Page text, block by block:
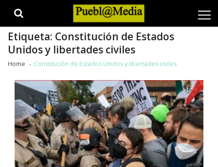
Etiqueta: Constitución de Estados
Unidos y libertades civiles
Home Constitución de Estados Unidos y libertades civiles